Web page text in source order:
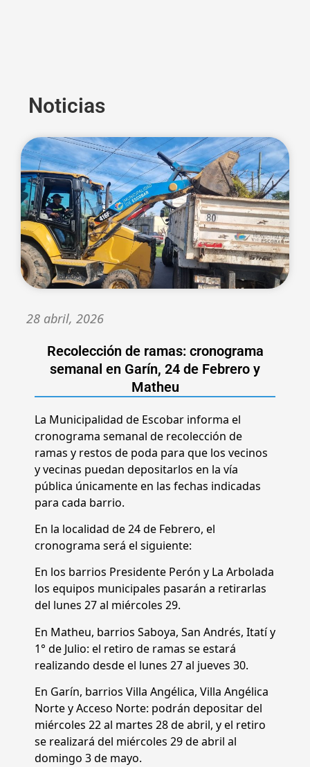
Noticias
28 abril, 2026
Recolección de ramas: cronograma
semanal en Garín, 24 de Febrero y
Matheu
La Municipalidad de Escobar informa el
cronograma semanal de recolección de
ramas y restos de poda para que los vecinos
y vecinas puedan depositarlos en la vía
pública únicamente en las fechas indicadas
para cada barrio.
En la localidad de 24 de Febrero, el
cronograma será el siguiente:
En los barrios Presidente Perón y La Arbolada
los equipos municipales pasarán a retirarlas
del lunes 27 al miércoles 29.
En Matheu, barrios Saboya, San Andrés, Itatí y
1° de Julio: el retiro de ramas se estará
realizando desde el lunes 27 al jueves 30.
En Garín, barrios Villa Angélica, Villa Angélica
Norte y Acceso Norte: podrán depositar del
miércoles 22 al martes 28 de abril, y el retiro
se realizará del miércoles 29 de abril al
domingo 3 de mayo.